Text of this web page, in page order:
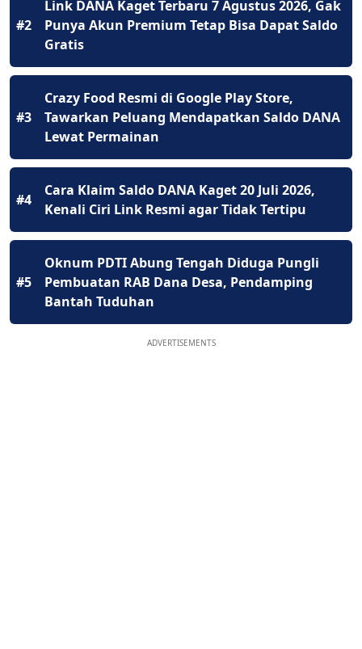
#2
Link DANA Kaget Terbaru 7 Agustus 2026, Gak
Punya Akun Premium Tetap Bisa Dapat Saldo
Gratis
#3
Crazy Food Resmi di Google Play Store,
Tawarkan Peluang Mendapatkan Saldo DANA
Lewat Permainan
#4
Cara Klaim Saldo DANA Kaget 20 Juli 2026,
Kenali Ciri Link Resmi agar Tidak Tertipu
#5
Oknum PDTI Abung Tengah Diduga Pungli
Pembuatan RAB Dana Desa, Pendamping
Bantah Tuduhan
ADVERTISEMENTS